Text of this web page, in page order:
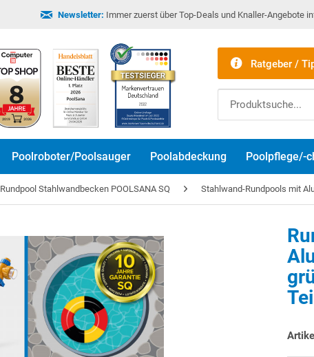
Newsletter: Immer zuerst über Top-Deals und Knaller-Angebote
Ratgeber /
Poolroboter/Poolsauger Poolabdeckung Poolpflege/-
Rundpool Stahlwandbecken POOLSANA SQ Stahlwand-Rundpools mit